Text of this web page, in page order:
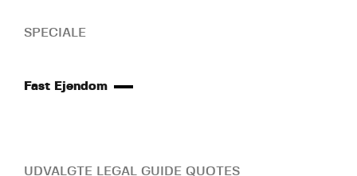
SPECIALE
Fast Ejendom
UDVALGTE LEGAL GUIDE QUOTES